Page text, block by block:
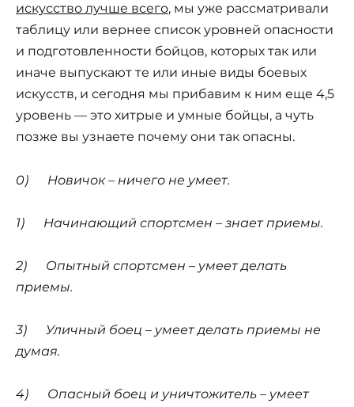
искусство лучше всего, мы уже рассматривали
таблицу или вернее список уровней опасности
и подготовленности бойцов, которых так или
иначе выпускают те или иные виды боевых
искусств, и сегодня мы прибавим к ним еще 4,5
уровень — это хитрые и умные бойцы, а чуть
позже вы узнаете почему они так опасны.
0) Новичок – ничего не умеет.
1) Начинающий спортсмен – знает приемы.
2) Опытный спортсмен – умеет делать
приемы.
3) Уличный боец – умеет делать приемы не
думая.
4) Опасный боец и уничтожитель – умеет